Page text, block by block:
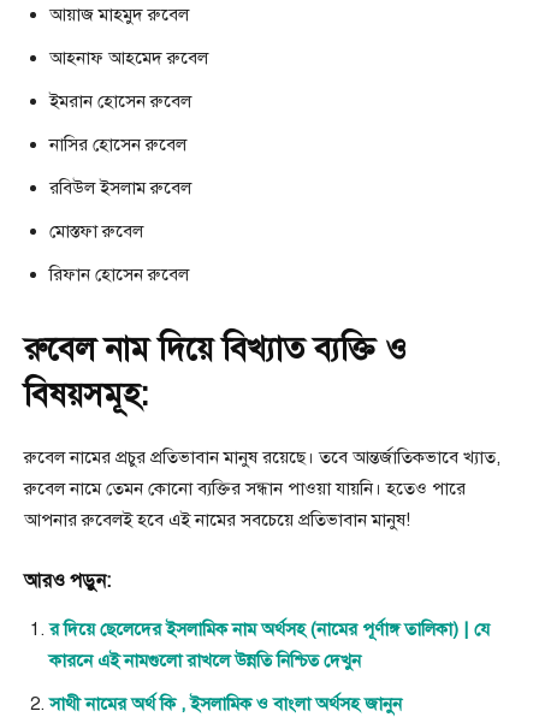
আয়াজ মাহমুদ রুবেল
আহনাফ আহমেদ রুবেল
ইমরান হোসেন রুবেল
নাসির হোসেন রুবেল
রবিউল ইসলাম রুবেল
মোস্তফা রুবেল
রিফান হোসেন রুবেল
রুবেল নাম দিয়ে বিখ্যাত ব্যক্তি ও
বিষয়সমূহ:
রুবেল নামের প্রচুর প্রতিভাবান মানুষ রয়েছে। তবে আন্তর্জাতিকভাবে খ্যাত,
রুবেল নামে তেমন কোনো ব্যক্তির সন্ধান পাওয়া যায়নি। হতেও পারে
আপনার রুবেলই হবে এই নামের সবচেয়ে প্রতিভাবান মানুষ!
আরও পড়ুন:
র দিয়ে ছেলেদের ইসলামিক নাম অর্থসহ (নামের পূর্ণাঙ্গ তালিকা) | যে
কারনে এই নামগুলো রাখলে উন্নতি নিশ্চিত দেখুন
সাথী নামের অর্থ কি , ইসলামিক ও বাংলা অর্থসহ জানুন